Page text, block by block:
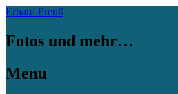
Erhard Preuß
Fotos und mehr…
Menu